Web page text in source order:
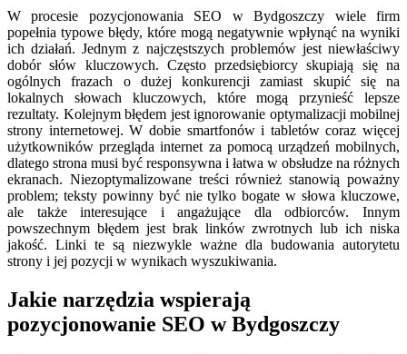
W procesie pozycjonowania SEO w Bydgoszczy wiele firm
popełnia typowe błędy, które mogą negatywnie wpłynąć na wyniki
ich działań. Jednym z najczęstszych problemów jest niewłaściwy
dobór słów kluczowych. Często przedsiębiorcy skupiają się na
ogólnych frazach o dużej konkurencji zamiast skupić się na
lokalnych słowach kluczowych, które mogą przynieść lepsze
rezultaty. Kolejnym błędem jest ignorowanie optymalizacji mobilnej
strony internetowej. W dobie smartfonów i tabletów coraz więcej
użytkowników przegląda internet za pomocą urządzeń mobilnych,
dlatego strona musi być responsywna i łatwa w obsłudze na różnych
ekranach. Niezoptymalizowane treści również stanowią poważny
problem; teksty powinny być nie tylko bogate w słowa kluczowe,
ale także interesujące i angażujące dla odbiorców. Innym
powszechnym błędem jest brak linków zwrotnych lub ich niska
jakość. Linki te są niezwykle ważne dla budowania autorytetu
strony i jej pozycji w wynikach wyszukiwania.
Jakie narzędzia wspierają
pozycjonowanie SEO w Bydgoszczy